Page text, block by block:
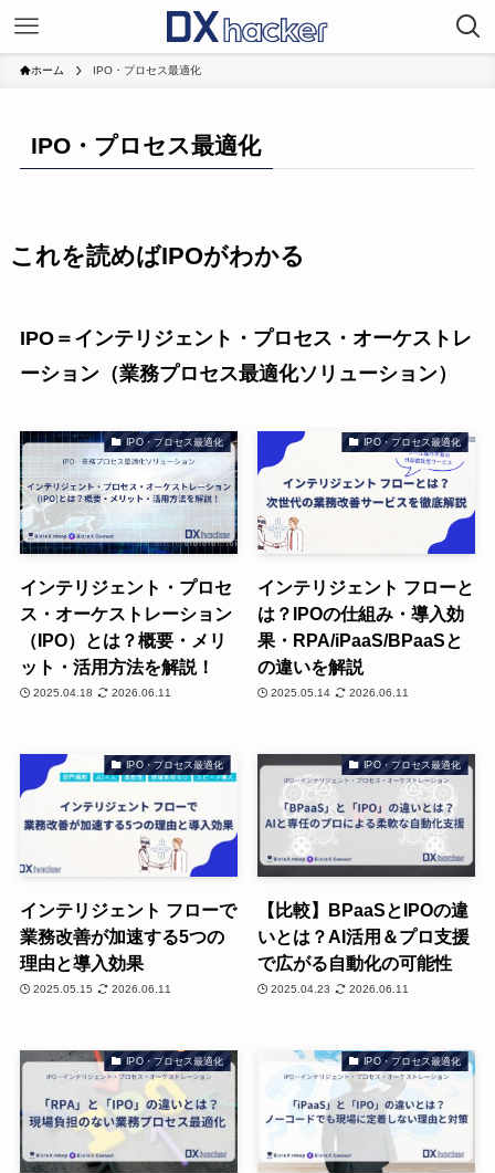
ホーム IPO・プロセス最適化
IPO・プロセス最適化
これを読めばIPOがわかる
IPO＝インテリジェント・プロセス・オーケストレ
ーション（業務プロセス最適化ソリューション）
IPO・プロセス最適化
インテリジェント・プロセ
ス・オーケストレーション
（IPO）とは？概要・メリ
ット・活用方法を解説！
2025.04.18 2026.06.11
IPO・プロセス最適化
インテリジェント フローと
は？IPOの仕組み・導入効
果・RPA/iPaaS/BPaaSと
の違いを解説
2025.05.14 2026.06.11
IPO・プロセス最適化
インテリジェント フローで
業務改善が加速する5つの
理由と導入効果
2025.05.15 2026.06.11
IPO・プロセス最適化
【比較】BPaaSとIPOの違
いとは？AI活用＆プロ支援
で広がる自動化の可能性
2025.04.23 2026.06.11
IPO・プロセス最適化 IPO・プロセス最適化